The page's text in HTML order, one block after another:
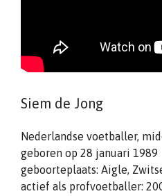
Siem de Jong
Nederlandse voetballer,
geboren op 28 januari 1989
geboorteplaats: Aigle,
actief als profvoetballer: